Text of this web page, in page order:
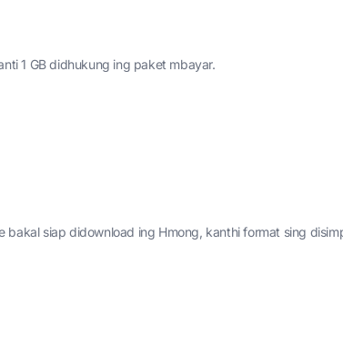
1 GB didhukung ing paket mbayar.
siap didownload ing Hmong, kanthi format sing